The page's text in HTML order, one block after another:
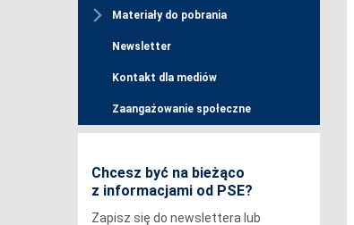
Materiały do pobrania
Newsletter
Kontakt dla mediów
Zaangażowanie społeczne
Chcesz być na bieżąco
z informacjami od PSE?
Zapisz się do newslettera lub